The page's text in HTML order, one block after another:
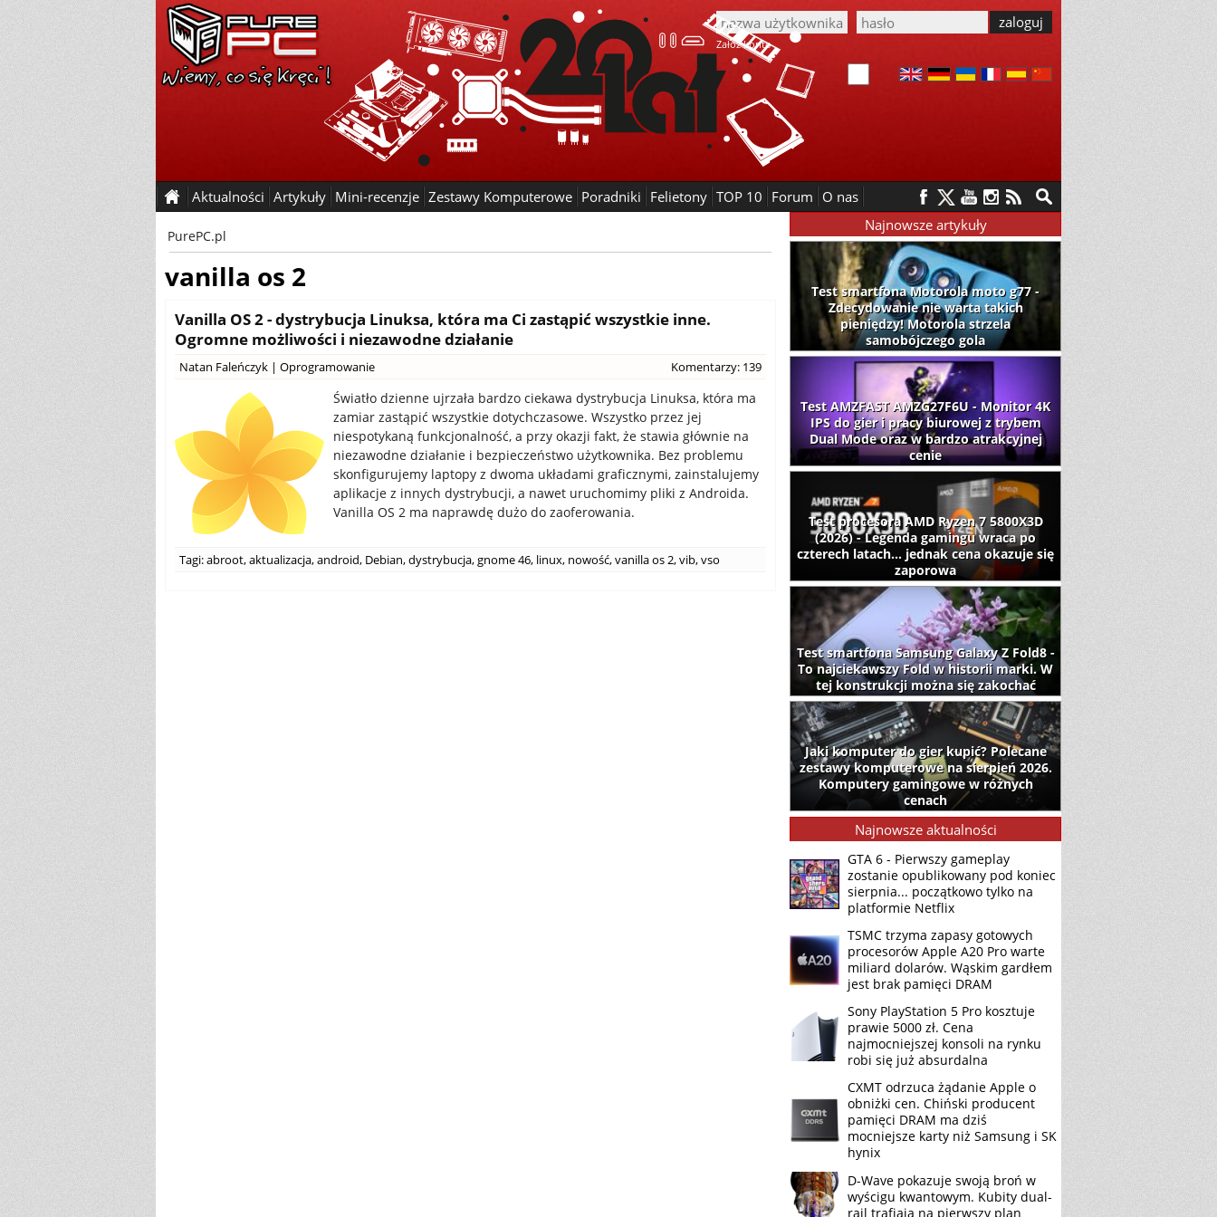
Załóż konto
Aktualności Artykuły Mini-recenzje Zestawy Komputerowe Poradniki Felietony TOP 10 Forum O nas
PurePC.pl
vanilla os 2
Vanilla OS 2 - dystrybucja Linuksa, która ma Ci zastąpić wszystkie inne.
Ogromne możliwości i niezawodne działanie
Natan Faleńczyk | Oprogramowanie Komentarzy: 139
Światło dzienne ujrzała bardzo ciekawa dystrybucja Linuksa, która ma
zamiar zastąpić wszystkie dotychczasowe. Wszystko przez jej
niespotykaną funkcjonalność, a przy okazji fakt, że stawia głównie na
niezawodne działanie i bezpieczeństwo użytkownika. Bez problemu
skonfigurujemy laptopy z dwoma układami graficznymi, zainstalujemy
aplikacje z innych dystrybucji, a nawet uruchomimy pliki z Androida.
Vanilla OS 2 ma naprawdę dużo do zaoferowania.
Tagi:abroot,aktualizacja,android, Debian,dystrybucja,gnome 46, linux, nowość,vanilla os 2,vib,vso
Najnowsze artykuły
Test smartfona Motorola moto g77 -
Zdecydowanie nie warta takich
pieniędzy! Motorola strzela
samobójczego gola
Test AMZFAST AMZG27F6U - Monitor 4K
IPS do gier i pracy biurowej z trybem
Dual Mode oraz w bardzo atrakcyjnej
cenie
Test procesora AMD Ryzen 7 5800X3D
(2026) - Legenda gamingu wraca po
czterech latach... jednak cena okazuje się
zaporowa
Test smartfona Samsung Galaxy Z Fold8 -
To najciekawszy Fold w historii marki. W
tej konstrukcji można się zakochać
Jaki komputer do gier kupić? Polecane
zestawy komputerowe na sierpień 2026.
Komputery gamingowe w różnych
cenach
Najnowsze aktualności
GTA 6 - Pierwszy gameplay
zostanie opublikowany pod koniec
sierpnia... początkowo tylko na
platformie Netflix
TSMC trzyma zapasy gotowych
procesorów Apple A20 Pro warte
miliard dolarów. Wąskim gardłem
jest brak pamięci DRAM
Sony PlayStation 5 Pro kosztuje
prawie 5000 zł. Cena
najmocniejszej konsoli na rynku
robi się już absurdalna
CXMT odrzuca żądanie Apple o
obniżki cen. Chiński producent
pamięci DRAM ma dziś
mocniejsze karty niż Samsung i SK
hynix
D-Wave pokazuje swoją broń w
wyścigu kwantowym. Kubity dual-
rail trafiają na pierwszy plan